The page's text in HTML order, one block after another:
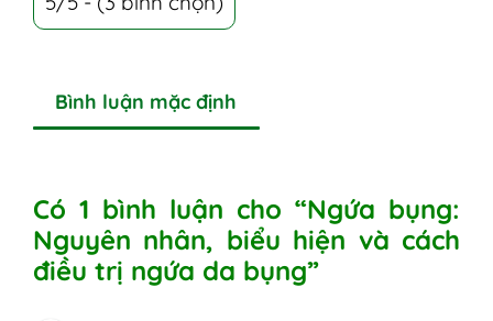
Bình luận mặc định
Có 1 bình luận cho “Ngứa bụng:
Nguyên nhân, biểu hiện và cách
điều trị ngứa da bụng”